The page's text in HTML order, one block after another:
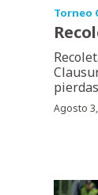
Torneo
Agosto